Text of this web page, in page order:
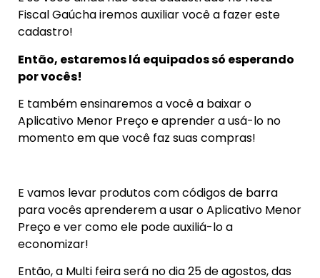
Fiscal Gaúcha iremos auxiliar você a fazer este
cadastro!
Então, estaremos lá equipados só esperando
por vocês!
E também ensinaremos a você a baixar o
Aplicativo Menor Preço e aprender a usá-lo no
momento em que você faz suas compras!
E vamos levar produtos com códigos de barra
para vocês aprenderem a usar o Aplicativo Menor
Preço e ver como ele pode auxiliá-lo a
economizar!
Então, a Multi feira será no dia 25 de agostos, das